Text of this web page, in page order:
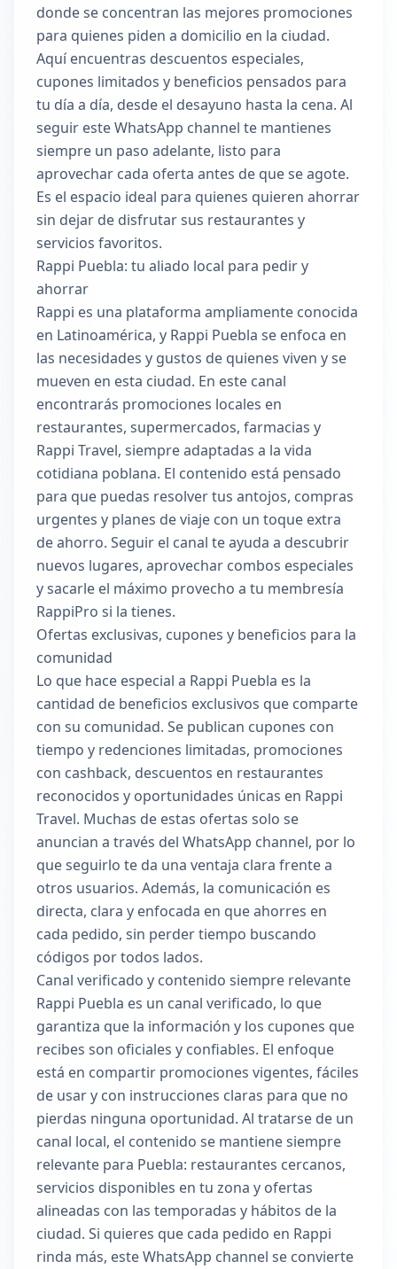
donde se concentran las mejores promociones
para quienes piden a domicilio en la ciudad.
Aquí encuentras descuentos especiales,
cupones limitados y beneficios pensados para
tu día a día, desde el desayuno hasta la cena. Al
seguir este WhatsApp channel te mantienes
siempre un paso adelante, listo para
aprovechar cada oferta antes de que se agote.
Es el espacio ideal para quienes quieren ahorrar
sin dejar de disfrutar sus restaurantes y
servicios favoritos.
Rappi Puebla: tu aliado local para pedir y
ahorrar
Rappi es una plataforma ampliamente conocida
en Latinoamérica, y Rappi Puebla se enfoca en
las necesidades y gustos de quienes viven y se
mueven en esta ciudad. En este canal
encontrarás promociones locales en
restaurantes, supermercados, farmacias y
Rappi Travel, siempre adaptadas a la vida
cotidiana poblana. El contenido está pensado
para que puedas resolver tus antojos, compras
urgentes y planes de viaje con un toque extra
de ahorro. Seguir el canal te ayuda a descubrir
nuevos lugares, aprovechar combos especiales
y sacarle el máximo provecho a tu membresía
RappiPro si la tienes.
Ofertas exclusivas, cupones y beneficios para la
comunidad
Lo que hace especial a Rappi Puebla es la
cantidad de beneficios exclusivos que comparte
con su comunidad. Se publican cupones con
tiempo y redenciones limitadas, promociones
con cashback, descuentos en restaurantes
reconocidos y oportunidades únicas en Rappi
Travel. Muchas de estas ofertas solo se
anuncian a través del WhatsApp channel, por lo
que seguirlo te da una ventaja clara frente a
otros usuarios. Además, la comunicación es
directa, clara y enfocada en que ahorres en
cada pedido, sin perder tiempo buscando
códigos por todos lados.
Canal verificado y contenido siempre relevante
Rappi Puebla es un canal verificado, lo que
garantiza que la información y los cupones que
recibes son oficiales y confiables. El enfoque
está en compartir promociones vigentes, fáciles
de usar y con instrucciones claras para que no
pierdas ninguna oportunidad. Al tratarse de un
canal local, el contenido se mantiene siempre
relevante para Puebla: restaurantes cercanos,
servicios disponibles en tu zona y ofertas
alineadas con las temporadas y hábitos de la
ciudad. Si quieres que cada pedido en Rappi
rinda más, este WhatsApp channel se convierte